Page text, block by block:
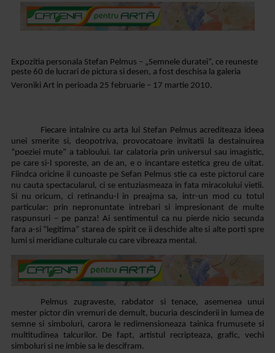
Expozitia personala Stefan Pelmus – „Semnele duratei”, ce reuneste
peste 60 de lucrari de pictura si desen, a fost deschisa la galeria
Veroniki Art in perioada 25 februarie – 17 martie 2010.
Fiecare intalnire cu arta lui Stefan Pelmus acrediteaza ideea
unei smerite si, deopotriva, provocatoare invitatii la destainuirea
“poeziei mute” a tabloului. Iar calatoria prin universul sau imagistic,
pe care si-l sporeste, an de an, e o incantareestetica greu de uitat.
Fiindca oricine il cunoaste pe Sefan Pelmus stie ca este pictorul care
nu cauta spectacularul, ci se entuziasmeaza in fata miracolului vietii.
Si nu oricum, ci retinandu-l in preajma sa, intr-un mod cu totul
particular: prin nepronuntate intrebari si impresionant de multe
raspunsuri – pe panza! Ai sentimentul ca nu pierde nicio secunda
fara a-si“legitima” starea de spirit ce ii deschide alte si alte porti spre
lumi si meridiane culturale cu care vibreaza mental.
Pelmus zugraveste, rabdator si tenace, asemenea unui
mester pictor din vremuri de demult, bucuria descinderii in lumea de
semne si simboluri, carora le redimensioneaza tainica frumusete si
multitudinea talcurilor. De fapt, artistul recripteaza, grafic, vechi
simboluri si ne imbie sa le descifram.